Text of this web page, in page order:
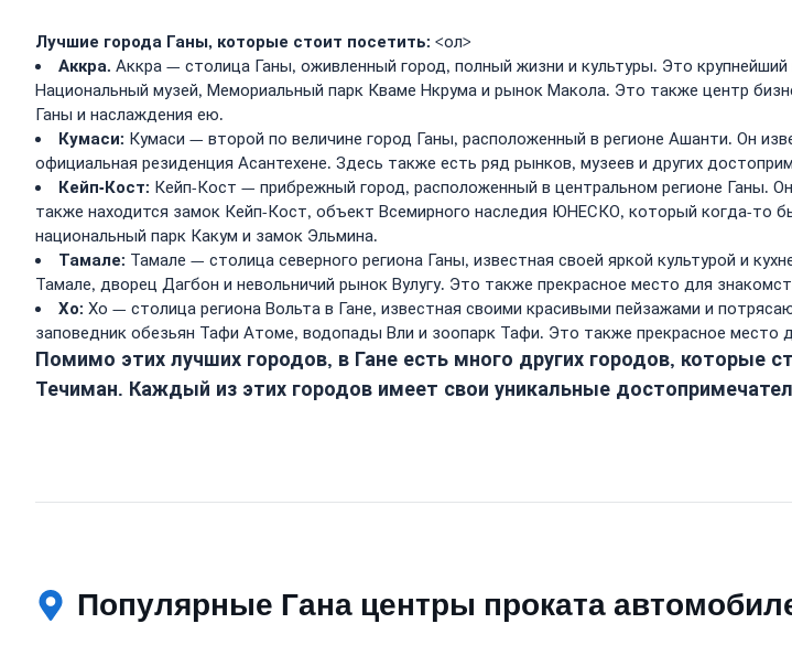
Лучшие города Ганы, которые стоит посетить: <ол>
Аккра. Аккра — столица Ганы, оживленный город, полный жизни и культуры. Это
Национальный музей, Мемориальный парк Кваме Нкрума и рынок Макола. Это также центр
Ганы и наслаждения ею.
Кумаси: Кумаси — второй по величине город Ганы, расположенный в регионе Ашанти. Он
официальная резиденция Асантехене. Здесь также есть ряд рынков, музеев и других
Кейп-Кост: Кейп-Кост — прибрежный город, расположенный в центральном регионе Ганы.
также находится замок Кейп-Кост, объект Всемирного наследия ЮНЕСКО, который когда-то
национальный парк Какум и замок Эльмина.
Тамале: Тамале — столица северного региона Ганы, известная своей яркой культурой и
Тамале, дворец Дагбон и невольничий рынок Вулугу. Это также прекрасное место для
Хо: Хо — столица региона Вольта в Гане, известная своими красивыми пейзажами и
заповедник обезьян Тафи Атоме, водопады Вли и зоопарк Тафи. Это также прекрасное место
Помимо этих лучших городов, в Гане есть много других городов, которые
Течиман. Каждый из этих городов имеет свои уникальные
Популярные Гана центры проката